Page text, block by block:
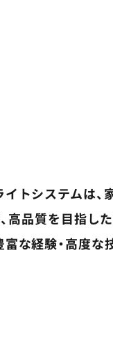
イトシステムは、
高品質を目指し
富な経験・高度な